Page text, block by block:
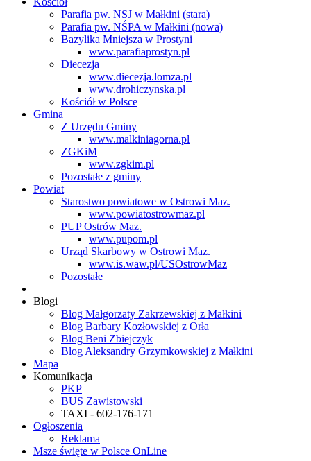
Parafia pw. NSJ w Małkini (stara)
Parafia pw. NŚPA w Małkini (nowa)
Bazylika Mniejsza w Prostyni
www.parafiaprostyn.pl
Diecezja
www.diecezja.lomza.pl
www.drohiczynska.pl
Kościół w Polsce
Gmina
Z Urzędu Gminy
www.malkiniagorna.pl
ZGKiM
www.zgkim.pl
Pozostałe z gminy
Powiat
Starostwo powiatowe w Ostrowi Maz.
www.powiatostrowmaz.pl
PUP Ostrów Maz.
www.pupom.pl
Urząd Skarbowy w Ostrowi Maz.
www.is.waw.pl/USOstrowMaz
Pozostałe
Blogi
Blog Małgorzaty Zakrzewskiej z Małkini
Blog Barbary Kozłowskiej z Orła
Blog Beni Zbiejczyk
Blog Aleksandry Grzymkowskiej z Małkini
Mapa
Komunikacja
PKP
BUS Zawistowski
TAXI - 602-176-171
Ogłoszenia
Reklama
Msze święte w Polsce OnLine